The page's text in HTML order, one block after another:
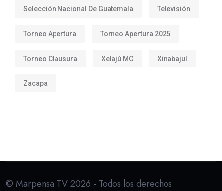
Selección Nacional De Guatemala Televisión
Torneo Apertura Torneo Apertura 2025
Torneo Clausura Xelajú MC Xinabajul
Zacapa
© Marpensa TV 2026 - Todos los derechos